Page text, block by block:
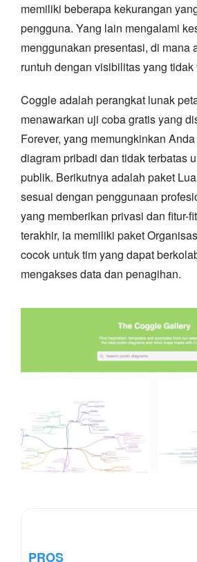
memiliki beberapa kekurangan
pengguna. Yang lain mengalami
menggunakan presentasi, di mana
runtuh dengan visibilitas yang tidak
Coggle adalah perangkat lunak
menawarkan uji coba gratis yang
Forever, yang memungkinkan
diagram pribadi dan tidak terbatas
publik. Berikutnya adalah paket
sesuai dengan penggunaan
yang memberikan privasi dan fitur-
terakhir, ia memiliki paket
cocok untuk tim yang dapat
mengakses data dan penagihan.
PROS